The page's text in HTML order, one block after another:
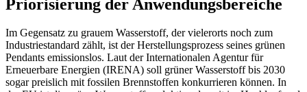
Priorisierung der Anwendungsbereiche
Im Gegensatz zu grauem Wasserstoff, der vielerorts noch zum
Industriestandard zählt, ist der Herstellungsprozess seines grünen
Pendants emissionslos. Laut der Internationalen Agentur für
Erneuerbare Energien (IRENA) soll grüner Wasserstoff bis 2030
sogar preislich mit fossilen Brennstoffen konkurrieren können. In